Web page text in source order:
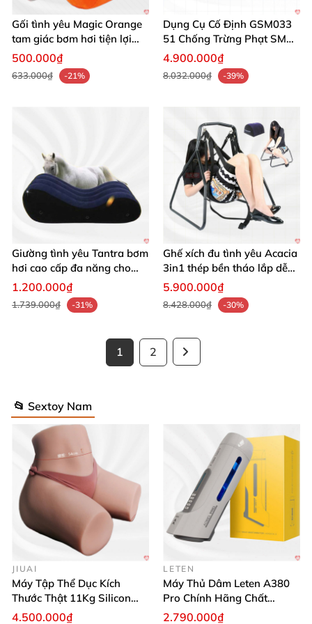
Ghế bạo dâm GSM044 giúp nâng tầm cuộc yêu, bền đẹp, an
Ghế bạo dâm GSM044 giúp nâng tầm cuộc yêu, bền đẹp, an
Ghế bạo dâm GSM044 giúp nâng tầm cuộc yêu, bền đẹp, an
toàn
Ghế bạo dâm GSM044 giúp nâng tầm cuộc yêu, bền đẹp, an
Ghế bạo dâm GSM044 giúp nâng tầm cuộc yêu, bền đẹp, an
toàn
Gối tình yêu Magic Orange
tam giác bơm hơi tiện lợi
mềm mại
500.000₫
633.000₫ -21%
Dụng Cụ Cố Định GSM033
51 Chống Trừng Phạt SM
An Toàn
4.900.000₫
8.032.000₫ -39%
Giường tình yêu Tantra bơm
hơi cao cấp đa năng cho
các cặp đôi
1.200.000₫
1.739.000₫ -31%
Ghế xích đu tình yêu Acacia
3in1 thép bền tháo lắp dễ
dàng
5.900.000₫
8.428.000₫ -30%
1 2
📂 Sextoy Nam
JIUAI
Máy Tập Thể Dục Kích
Thước Thật 11Kg Silicon
Cao Cấp Nhật Bản
4.500.000₫
LETEN
Máy Thủ Dâm Leten A380
Pro Chính Hãng Chất
Lượng Cao
2.790.000₫